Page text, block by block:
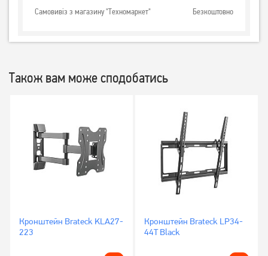
Самовивіз з магазину "Техномаркет" Безкоштовно
Також вам може сподобатись
Кронштейн Brateck KLA27-
223
Кронштейн Brateck LP34-
44T Black